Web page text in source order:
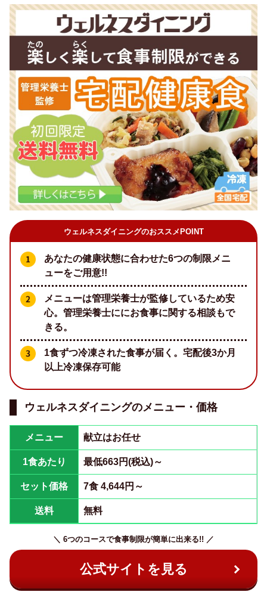
ウェルネスダイニングのおススメPOINT
あなたの健康状態に合わせた6つの制限メニ
ューをご用意!!
メニューは管理栄養士が監修しているため安
心。管理栄養士ににお食事に関する相談もで
きる。
1食ずつ冷凍された食事が届く。宅配後3か月
以上冷凍保存可能
ウェルネスダイニングのメニュー・価格
メニュー 献立はお任せ
1食あたり 最低663円(税込)～
セット価格 7食 4,644円～
送料 無料
＼ 6つのコースで食事制限が簡単に出来る!! ／
公式サイトを見る